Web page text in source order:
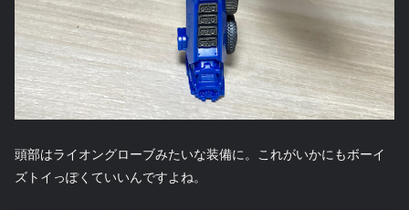
頭部はライオングローブみたいな装備に。これがいかにもボーイ
ズトイっぽくていいんですよね。